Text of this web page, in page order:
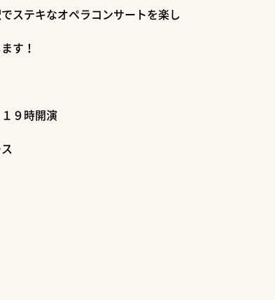
ステキなオペラコンサートを楽し
す！
９時開演